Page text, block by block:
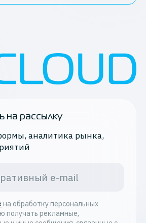
на рассылку
аналитика рынка,
на обработку персональных
получать рекламные,